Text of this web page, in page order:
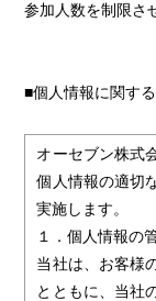
参加人数を制限さ
■個人情報に関す
オーセブン株式
個人情報の適切
実施します。
１．個人情報の
当社は、お客様
とともに、当社